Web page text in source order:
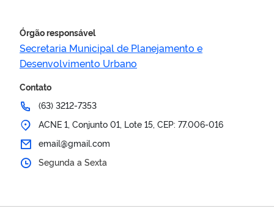
Órgão responsável
Secretaria Municipal de Planejamento e
Desenvolvimento Urbano
Contato
(63) 3212-7353
ACNE 1, Conjunto 01, Lote 15, CEP: 77.006-016
email@gmail.com
Segunda a Sexta